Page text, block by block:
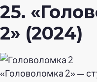
25.
2» (2024)
«Головоломка 2» —